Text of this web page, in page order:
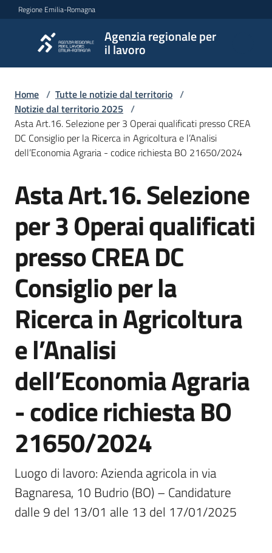
Vai al contenuto
Vai alla navigazione
Vai al footer
Regione Emilia-Romagna
Agenzia regionale per
il lavoro
Agenzia
regionale
per il
lavoro
L'Agenzia
Novità
Servizi
I
centri
per
l'impiego
Lavoro
per
te
Seguici
Home / Tutte le notizie dal territorio /
Notizie dal territorio 2025 /
Asta Art.16. Selezione per 3 Operai qualificati presso CREA
DC Consiglio per la Ricerca in Agricoltura e l’Analisi
dell’Economia Agraria - codice richiesta BO 21650/2024
Salta al contenuto
Asta Art.16. Selezione
per 3 Operai qualificati
presso CREA DC
Consiglio per la
Ricerca in Agricoltura
e l’Analisi
dell’Economia Agraria
- codice richiesta BO
21650/2024
Luogo di lavoro: Azienda agricola in via
Bagnaresa, 10 Budrio (BO) – Candidature
dalle 9 del 13/01 alle 13 del 17/01/2025